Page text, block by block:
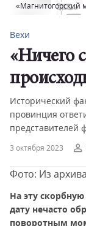
3 октября 2023
Вехи
«Ничего
Исторический
провинция
представителей
«Магнитогорский
Фото: Из
На эту
дату нечасто
поворотным